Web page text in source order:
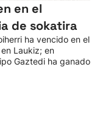
en el
de sokatira
ha vencido en el
Laukiz; en
Gaztedi ha ganado